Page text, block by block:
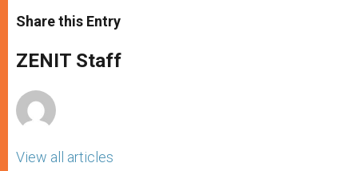
t
s
p
p
s
e
g
e
e
b
o
k
Share this Entry
ZENIT Staff
View all articles